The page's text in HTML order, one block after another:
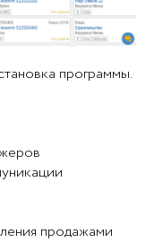
программы.
продажами